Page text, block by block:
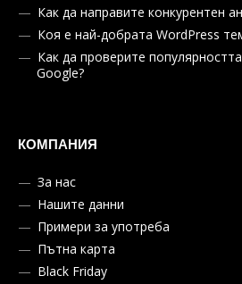
Как да направите конкурентен
Коя е най-добрата WordPress
Как да проверите
Google?
КОМПАНИЯ
За нас
Нашите данни
Примери за употреба
Пътна карта
Black Friday